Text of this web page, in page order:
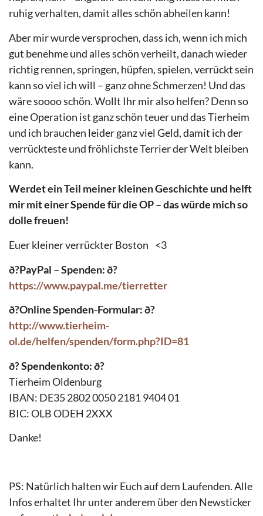
ruhig verhalten, damit alles schön abheilen kann!
Aber mir wurde versprochen, dass ich, wenn ich mich
gut benehme und alles schön verheilt, danach wieder
richtig rennen, springen, hüpfen, spielen, verrückt sein
kann so viel ich will – ganz ohne Schmerzen! Und das
wäre soooo schön. Wollt Ihr mir also helfen? Denn so
eine Operation ist ganz schön teuer und das Tierheim
und ich brauchen leider ganz viel Geld, damit ich der
verrückteste und fröhlichste Terrier der Welt bleiben
kann.
Werdet ein Teil meiner kleinen Geschichte und helft
mir mit einer Spende für die OP – das würde mich so
dolle freuen!
Euer kleiner verrückter Boston <3
ð?PayPal – Spenden:ð?
https://www.paypal.me/tierretter
ð?Online Spenden-Formular:ð?
http://www.tierheim-
ol.de/helfen/spenden/form.php?ID=81
ð?Spendenkonto:ð?
Tierheim Oldenburg
IBAN: DE35 2802 0050 2181 9404 01
BIC: OLB ODEH 2XXX
Danke!
PS: Natürlich halten wir Euch auf dem Laufenden. Alle
Infos erhaltet Ihr unter anderem über den Newsticker